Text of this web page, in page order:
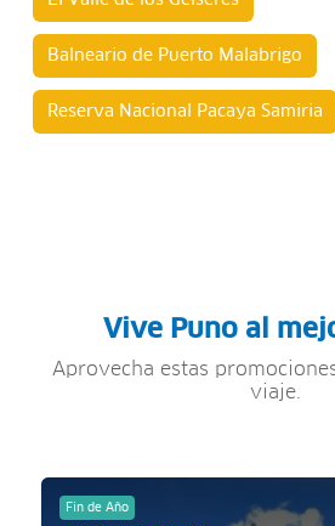
Balneario de Puerto Malabrigo
Reserva Nacional Pacaya Samiria
Vive Puno al
Aprovecha estas
viaje.
Fin de Año